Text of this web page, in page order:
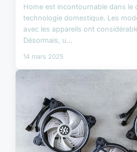
Home est incontournable dans le
technologie domestique. Les
avec les appareils ont
Désormais, u...
14 mars 2025